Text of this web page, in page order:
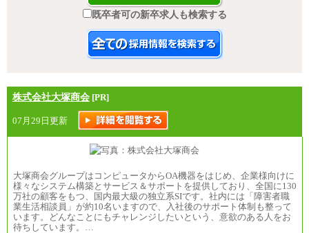
既卒者可の新卒求人も検索する
株式会社大塚商会 [PR]
07月29日更新
大塚商会グループはコンピュータからOA機器をはじめ、企業様向けに
様々なシステム構築とサービス＆サポートを提供しており、全国に130
万社の顧客をもつ、国内最大級の独立系SIです。社内には「障害者職
業生活相談員」が約10名いますので、入社後のサポート体制も整って
います。どんなことにもチャレンジしたいという、意欲のある人をお
待ちしています。…